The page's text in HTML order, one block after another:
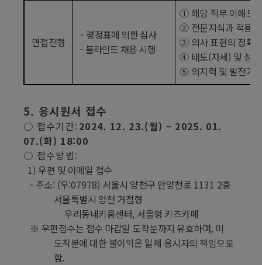
면접전형
- 평정표에 의한 심사
- 블라인드 채용 시행
① 해당 직무 이해도
② 전문지식과 적용
③ 의사 표현의 정확
④ 태도(자세) 및 성
⑤ 의지력 및 발전가
5. 응시원서 접수
○ 접수기간: 2024. 12. 23.(월) ~ 2025. 01.
07.(화) 18:00
○ 접수방법 :
1) 우편 및 이메일 접수
- 주소: (우:07978) 서울시 양천구 안양천로 1131 2층
서울특별시 양천 거점형
우리동네키움센터, 서울형 키즈카페
※ 우편접수는 접수 마감일 도착분까지 유효하며, 미
도착분에 대한 불이익은 일체 응시자의 책임으로
함.